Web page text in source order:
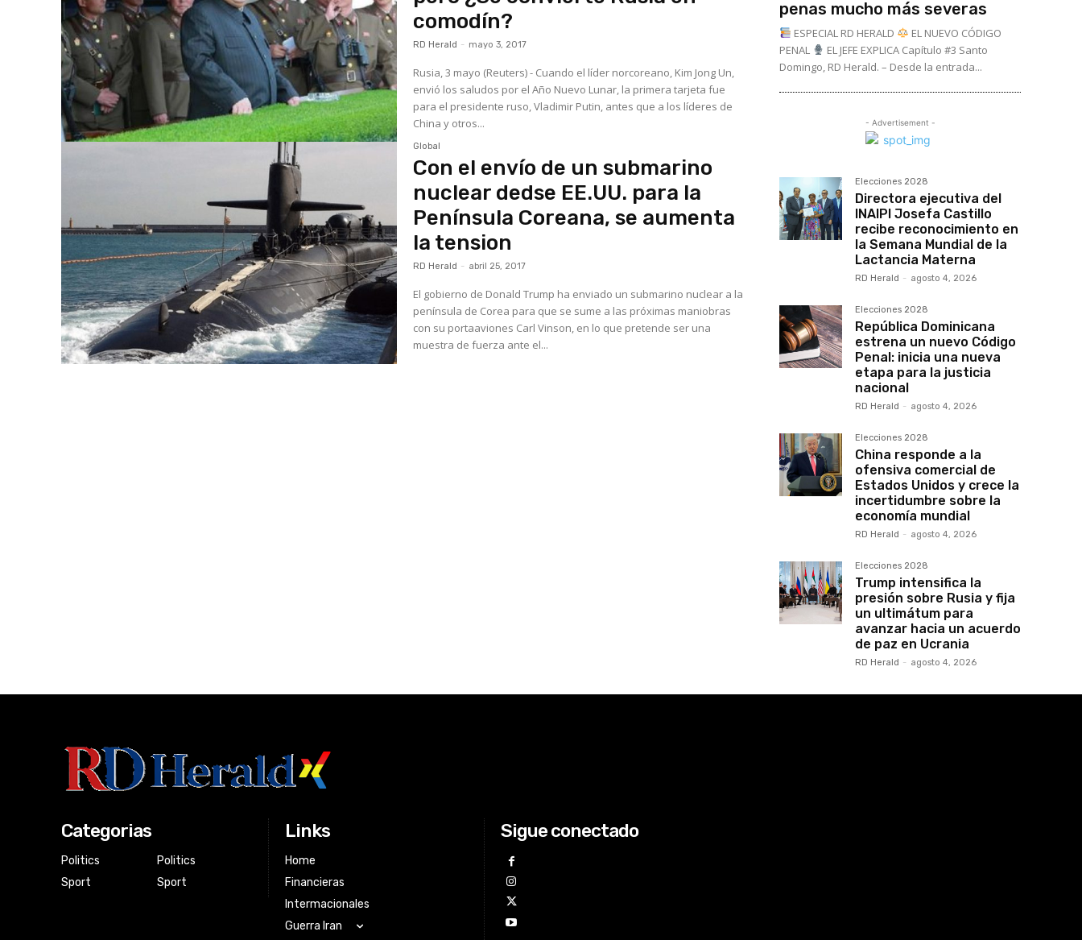
comodín?
RD Herald - mayo 3, 2017
Rusia, 3 mayo (Reuters) - Cuando el líder norcoreano, Kim Jong Un,
envió los saludos por el Año Nuevo Lunar, la primera tarjeta fue
para el presidente ruso, Vladimir Putin, antes que a los líderes de
China y otros...
Global
Con el envío de un submarino
nuclear dedse EE.UU. para la
Península Coreana, se aumenta
la tension
RD Herald - abril 25, 2017
El gobierno de Donald Trump ha enviado un submarino nuclear a la
península de Corea para que se sume a las próximas maniobras
con su portaaviones Carl Vinson, en lo que pretende ser una
muestra de fuerza ante el...
penas mucho más severas
ESPECIAL RD HERALD
EL NUEVO CÓDIGO
PENAL
EL JEFE EXPLICA Capítulo #3 Santo
Domingo, RD Herald. – Desde la entrada...
- Advertisement -
Elecciones 2028
Directora ejecutiva del
INAIPI Josefa Castillo
recibe reconocimiento en
la Semana Mundial de la
Lactancia Materna
RD Herald - agosto 4, 2026
Elecciones 2028
República Dominicana
estrena un nuevo Código
Penal: inicia una nueva
etapa para la justicia
nacional
RD Herald - agosto 4, 2026
Elecciones 2028
China responde a la
ofensiva comercial de
Estados Unidos y crece la
incertidumbre sobre la
economía mundial
RD Herald - agosto 4, 2026
Elecciones 2028
Trump intensifica la
presión sobre Rusia y fija
un ultimátum para
avanzar hacia un acuerdo
de paz en Ucrania
RD Herald - agosto 4, 2026
Categorias
Politics
Sport
Politics
Sport
Links
Home
Financieras
Intermacionales
Guerra Iran
Sigue conectado